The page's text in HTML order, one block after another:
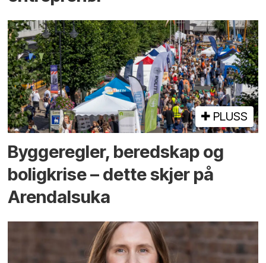
PLUSS
Bygge­regler, beredskap og
bolig­krise – dette skjer på
Arendals­uka